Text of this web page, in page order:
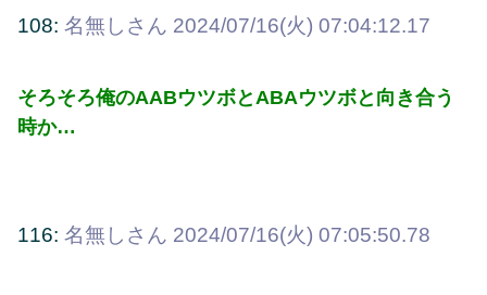
108: 名無しさん 2024/07/16(火) 07:04:12.17
そろそろ俺のAABウツボとABAウツボと向き合う
時か…
116: 名無しさん 2024/07/16(火) 07:05:50.78